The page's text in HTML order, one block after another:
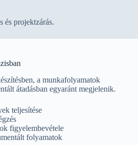
és projektzárás.
a munkafolyamatok
átadásban egyaránt megjelenik.
teljesítése
figyelembevétele
folyamatok